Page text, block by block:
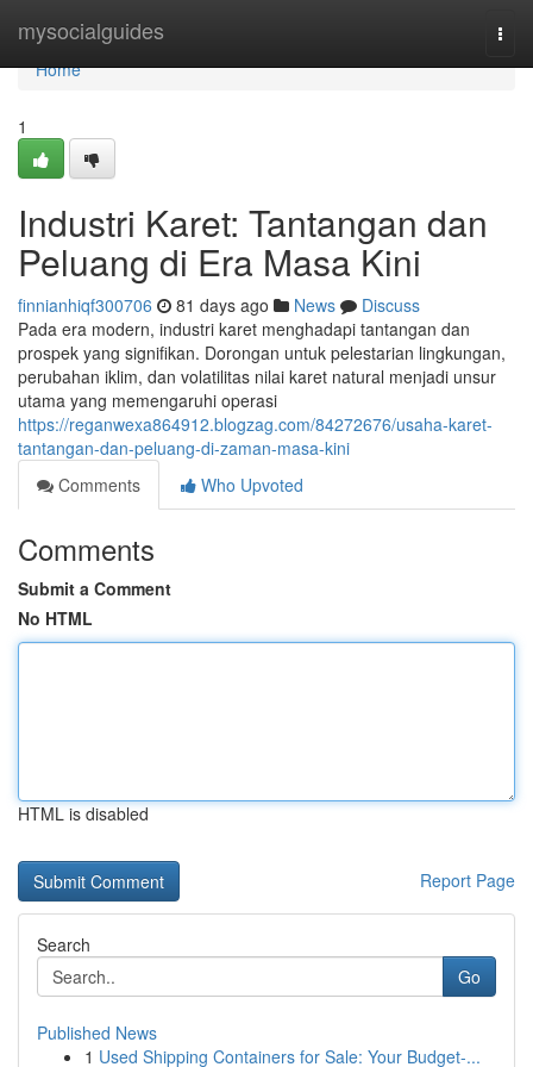
mysocialguides
Home
Home
1
Industri Karet: Tantangan dan
Peluang di Era Masa Kini
finnianhiqf300706 81 days ago News
Discuss
Pada era modern, industri karet menghadapi tantangan dan
prospek yang signifikan. Dorongan untuk pelestarian lingkungan,
perubahan iklim, dan volatilitas nilai karet natural menjadi unsur
utama yang memengaruhi operasi
https://reganwexa864912.blogzag.com/84272676/usaha-karet-
tantangan-dan-peluang-di-zaman-masa-kini
Comments
Who Upvoted
Comments
Submit a Comment
No HTML
HTML is disabled
Report Page
Search
Go
Published News
1 Used Shipping Containers for Sale: Your Budget-...